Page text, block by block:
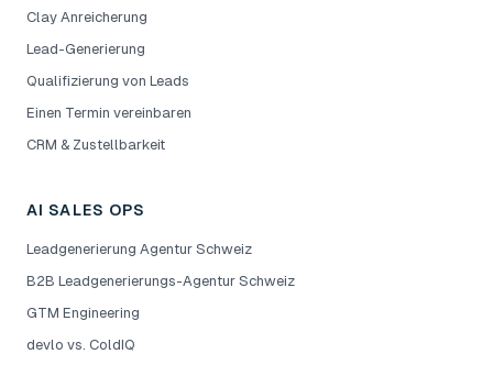
Clay Anreicherung
Lead-Generierung
Qualifizierung von Leads
Einen Termin vereinbaren
CRM & Zustellbarkeit
AI SALES OPS
Leadgenerierung Agentur Schweiz
B2B Leadgenerierungs-Agentur Schweiz
GTM Engineering
devlo vs. ColdIQ